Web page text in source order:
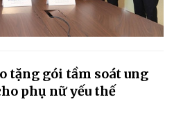
tặng gói tầm soát ung
phụ nữ yếu thế